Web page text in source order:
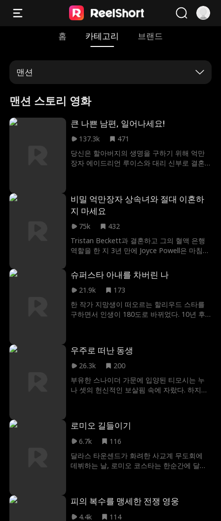
홈 카테고리 브랜드
맨션
맨션 스토리 영화
큰 나쁜 남편, 일어나세요!
137.3k
471
당신은 할아버지의 생명을 구하기 위해 억만
장자 에이드리언 루이스와 대리 신부로 결혼
가 있습니다… Adrian Lewis가 혼수상태에 빠
졌습니다!
비밀 억만장자 상속녀와 절대 이혼하
지 마세요
75k
432
Tristan Beckett과 결혼하고 그의 혈액 은행
역할을 한 지 3년 만에 Joyce Powell은 마침내
돈 때문에 그와 결혼한 헛된 소녀라고 생각했
습니다. 그는 그녀가 비밀 억만장자 상속녀라
는 사실을 거의 알지 못했습니다! 트리스탄은
조이스의 마음을 되찾을 수 있을까요? 아니면
그녀는 훨씬 더 어린 큐티 파이 윌리엄 포프에
게 반하게 될까요?
슈퍼스타 아내를 차버린 나
21.9k
173
한 작가 지망생이 떠오르는 할리우드 스타를
구하면서 인생이 180도로 바뀌었다. 10년 후,
다니엘은 충격을 먹고 여태 절대 상상할 수도
없는 결정을 하는데... 바로 슈퍼스타인 아내와
쳤는지 알 때는 이미 늦었다. 그는 절대 돌아오
지 않을 것이다.
우주로 떠난 동생
26.3k
200
부유한 스나이더 가문에 입양된 티모시는 누
나 셋의 헌신적인 보살핌 속에 자랐다. 하지만
쓰고 집에서 쫓겨났음에도, 티모시는 자신의
가족을 위해 희생을 선택했다. 더 나아가 희귀
내 인류를 구한다는 "프로젝트 헤일 메리" 임
무에 비밀리에 자원한다. 티모시가 떠난 후 스
아르테미스 행성에서의 임무를 성공시킨 영웅
으로 추앙받고, 그를 배신한 가족은 슬픔과 죄
책감 속에서 살아가게 된다.
로미오 길들이기
6.7k
116
달라스 타운센드가 화려한 사교계 무도회에
데뷔하는 날, 로미오 코스타는 한순간에 달라
미오를 유혹해 철저히 무너뜨리고 꿈에 그리
던 완벽한 가정을 되찾는 것뿐이다. 하지만 문
피의 복수를 맹세한 전쟁 영웅
4.4k
114